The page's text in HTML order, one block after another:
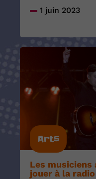
1 juin 2023
Arts
Les
jouer à la